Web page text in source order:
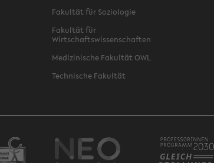
Fakultät für Soziologie
Fakultät für
Wirtschaftswissenschaften
Medizinische Fakultät OWL
Technische Fakultät